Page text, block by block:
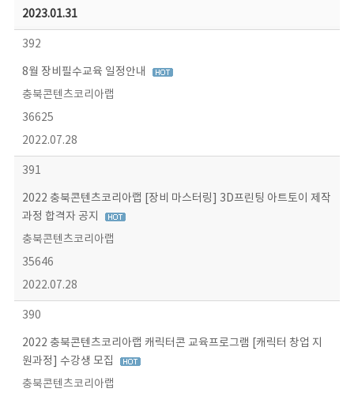
2023.01.31
392
8월 장비필수교육 일정안내
충북콘텐츠코리아랩
36625
2022.07.28
391
2022 충북콘텐츠코리아랩 [장비 마스터링] 3D프린팅 아트토이 제작
과정 합격자 공지
충북콘텐츠코리아랩
35646
2022.07.28
390
2022 충북콘텐츠코리아랩 캐릭터콘 교육프로그램 [캐릭터 창업 지
원과정] 수강생 모집
충북콘텐츠코리아랩